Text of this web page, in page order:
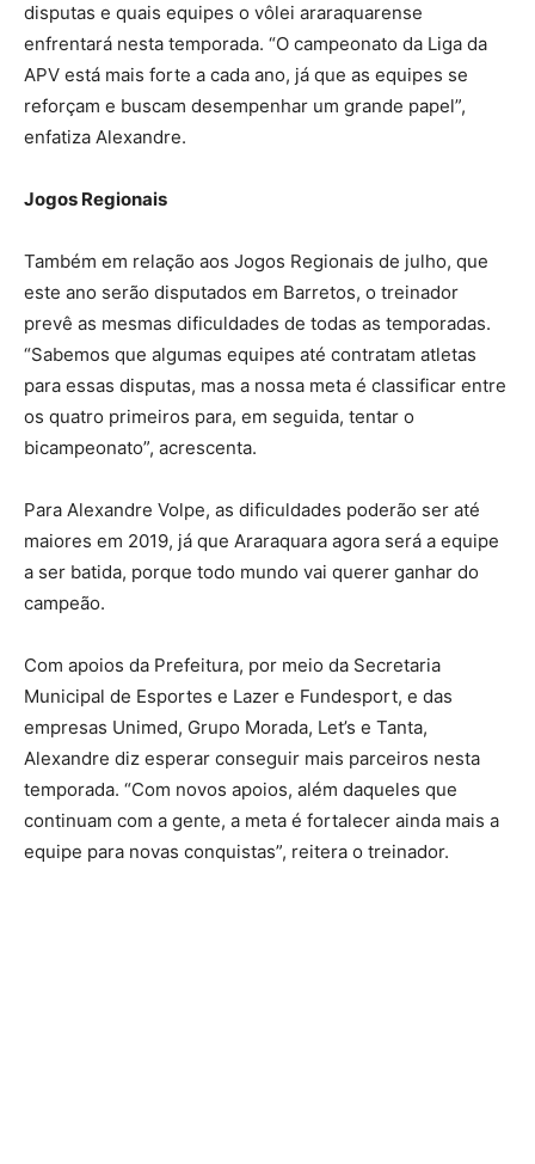
disputas e quais equipes o vôlei araraquarense
enfrentará nesta temporada. “O campeonato da Liga da
APV está mais forte a cada ano, já que as equipes se
reforçam e buscam desempenhar um grande papel”,
enfatiza Alexandre.
Jogos Regionais
Também em relação aos Jogos Regionais de julho, que
este ano serão disputados em Barretos, o treinador
prevê as mesmas dificuldades de todas as temporadas.
“Sabemos que algumas equipes até contratam atletas
para essas disputas, mas a nossa meta é classificar entre
os quatro primeiros para, em seguida, tentar o
bicampeonato”, acrescenta.
Para Alexandre Volpe, as dificuldades poderão ser até
maiores em 2019, já que Araraquara agora será a equipe
a ser batida, porque todo mundo vai querer ganhar do
campeão.
Com apoios da Prefeitura, por meio da Secretaria
Municipal de Esportes e Lazer e Fundesport, e das
empresas Unimed, Grupo Morada, Let’s e Tanta,
Alexandre diz esperar conseguir mais parceiros nesta
temporada. “Com novos apoios, além daqueles que
continuam com a gente, a meta é fortalecer ainda mais a
equipe para novas conquistas”, reitera o treinador.